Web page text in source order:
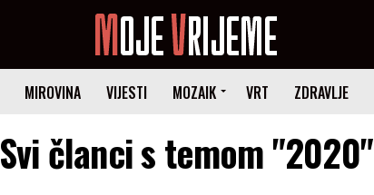
MIROVINA VIJESTI MOZAIK VRT ZDRAVLJE
Svi članci s temom "2020"